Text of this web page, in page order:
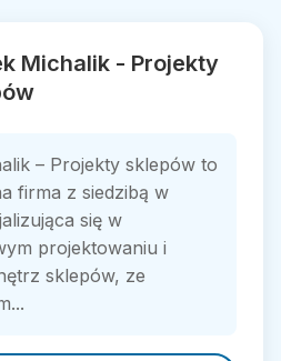
Michalik - Projekty
– Projekty sklepów to
firma z siedzibą w
się w
projektowaniu i
sklepów, ze